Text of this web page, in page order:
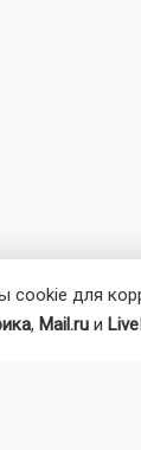
для
, Mail.ru и